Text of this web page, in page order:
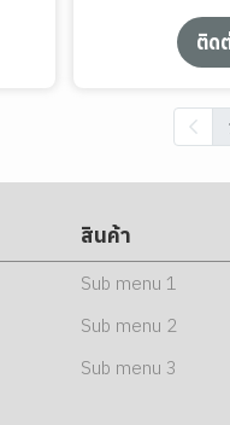
ติด
สินค้า
Sub menu 1
Sub menu 2
Sub menu 3